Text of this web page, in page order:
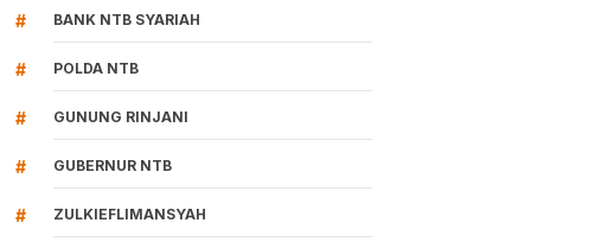
# BANK NTB SYARIAH
# POLDA NTB
# GUNUNG RINJANI
# GUBERNUR NTB
# ZULKIEFLIMANSYAH